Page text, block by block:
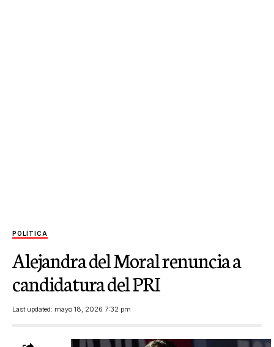
POLÍTICA
Alejandra del Moral renuncia a
candidatura del PRI
Last updated: mayo 18, 2026 7:32 pm